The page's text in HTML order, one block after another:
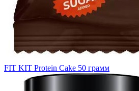
FIT KIT Protein Cake 50 грамм